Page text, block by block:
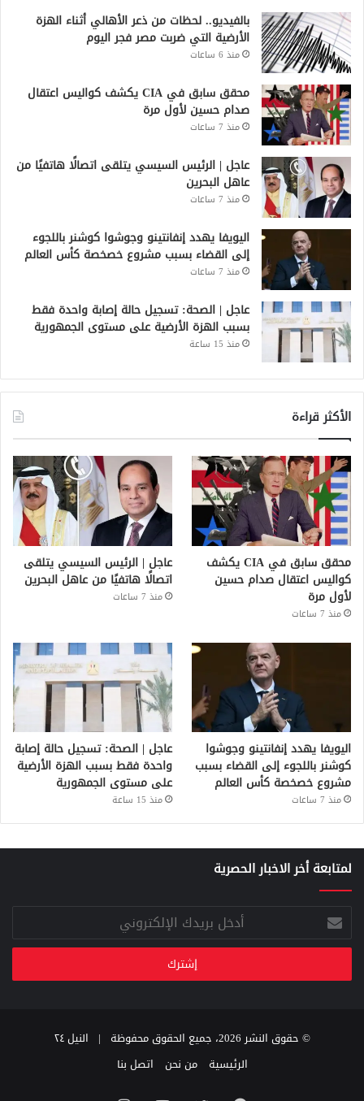
بالفيديو.. لحظات من ذعر الأهالي أثناء الهزة
الأرضية التي ضربت مصر فجر اليوم
منذ 6 ساعات
محقق سابق في CIA يكشف كواليس اعتقال
صدام حسين لأول مرة
منذ 7 ساعات
عاجل | الرئيس السيسي يتلقى اتصالًا هاتفيًا من
عاهل البحرين
منذ 7 ساعات
اليويفا يهدد إنفانتينو وجوشوا كوشنر باللجوء
إلى القضاء بسبب مشروع خصخصة كأس العالم
منذ 7 ساعات
عاجل | الصحة: تسجيل حالة إصابة واحدة فقط
بسبب الهزة الأرضية على مستوى الجمهورية
منذ 15 ساعة
الأكثر قراءة
محقق سابق في CIA يكشف
كواليس اعتقال صدام حسين
لأول مرة
منذ 7 ساعات
عاجل | الرئيس السيسي يتلقى
اتصالًا هاتفيًا من عاهل البحرين
منذ 7 ساعات
اليويفا يهدد إنفانتينو وجوشوا
كوشنر باللجوء إلى القضاء بسبب
مشروع خصخصة كأس العالم
منذ 7 ساعات
عاجل | الصحة: تسجيل حالة إصابة
واحدة فقط بسبب الهزة الأرضية
على مستوى الجمهورية
منذ 15 ساعة
لمتابعة أخر الاخبار الحصرية
أدخل
بريدك
الإلكتروني
© حقوق النشر 2026، جميع الحقوق محفوظة |
النيل ٢٤
الرئيسية
من نحن اتصل بنا